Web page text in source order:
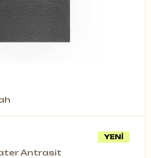
YENİ
Antrasit